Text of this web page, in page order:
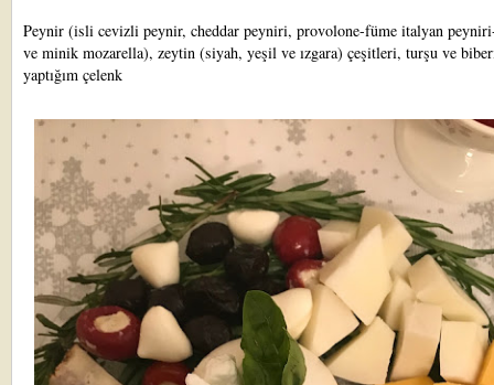
Peynir (isli cevizli peynir, cheddar peyniri, provolone-füme italyan
ve minik mozarella), zeytin (siyah, yeşil ve ızgara) çeşitleri, turşu ve
yaptığım çelenk